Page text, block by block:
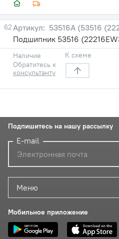
62
53516А (53516
Подшипник 53516
Наличие
Обратитесь к
консультанту
К схеме
Меню
Мобильное приложение
Подпишитесь на нашу рассылку
E-mail